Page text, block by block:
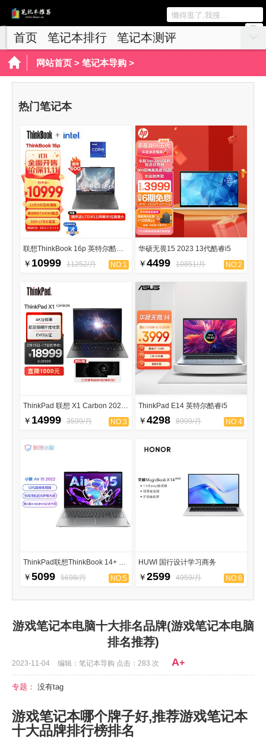
首页 笔记本排行
笔记本测评
游戏本推荐
网站首页> 笔记本导购 >
热门笔记本
联想ThinkBook 16p 英特尔酷睿i9
￥ 10999 11252/月 NO:1
华硕无畏15 2023 13代酷睿i5
￥4499 10851/月 NO:2
￥ 14999 3599/月 NO:3
ThinkPad E14 英特尔酷睿i5
￥4298 8999/月 NO:4
￥5099 5698/月 NO:5
HUWI 国行设计学习商务
￥2599 4959/月 NO:6
游戏笔记本电脑十大排名品牌(游戏笔记本电脑
排名推荐)
2023-11-04 编辑：笔记本导购 点击：283 次 A+
专题： 没有tag
游戏笔记本哪个牌子好,推荐游戏笔记本
十大品牌排行榜排名